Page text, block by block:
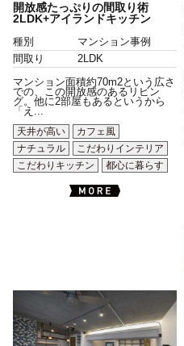
開放感たっぷりの間取り術
2LDK+アイランドキッチン
種別
マンション事例
間取り
2LDK
マンション面積約70m2という広さ
での、この開放感のあるリビン
グ。他に2部屋もあるというから
「え...
天井が高い
カフェ風
ナチュラル
こだわりインテリア
こだわりキッチン
都心に暮らす